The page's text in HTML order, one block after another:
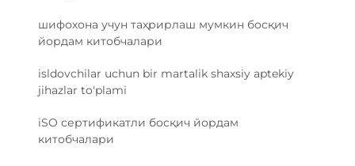
шифохона учун таҳрирлаш мумкин босқич
йордам китобчалари
isldovchilar uchun bir martalik shaxsiy aptekiy
jihazlar to'plami
iSO сертификатли босқич йордам
китобчалари